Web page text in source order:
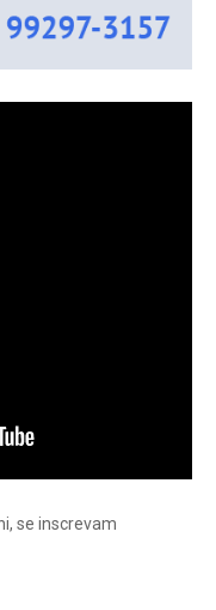
se inscrevam